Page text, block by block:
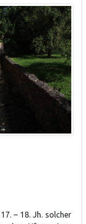
– 18. Jh. solcher